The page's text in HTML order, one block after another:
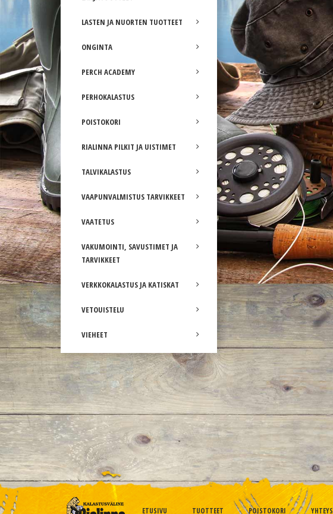
LASTEN JA NUORTEN TUOTTEET
ONGINTA
PERCH ACADEMY
PERHOKALASTUS
POISTOKORI
RIALINNA PILKIT JA UISTIMET
TALVIKALASTUS
VAAPUNVALMISTUS TARVIKKEET
VAATETUS
VAKUMOINTI, SAVUSTIMET JA
TARVIKKEET
VERKKOKALASTUS JA KATISKAT
VETOUISTELU
VIEHEET
ETUSIVU TUOTTEET POISTOKORI